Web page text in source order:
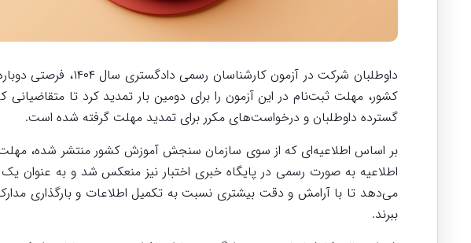
داوطلبان شرکت در
کشور، مهلت ثبت‌نام در این آزمون را برای دومین بار تمدید کرد تا
گسترده داوطلبان و درخواست‌های مکرر برای تمدید مهلت گرفته شده است.
اطلاعیه به صورت رسمی در پایگاه خبری اختبار نیز منعکس شد و به عنوان
می‌دهد تا با آرامش و دقت بیشتری نسبت به تکمیل اطلاعات و بارگذاری
ببرند.